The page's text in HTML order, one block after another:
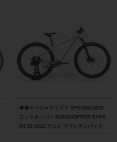
◆◆スペシャライズド SPECIALIZED
ロックホッパー ROCKHOPPER EXPE
RT 29 2022 アルミ マウンテンバイク